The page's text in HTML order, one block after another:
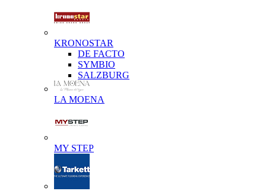
KRONOSTAR
DE FACTO
SYMBIO
SALZBURG
LA MOENA
MY STEP